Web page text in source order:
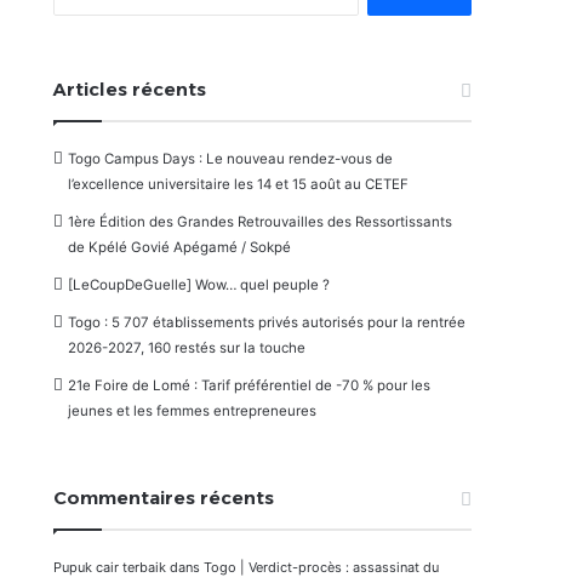
Articles récents
Togo Campus Days : Le nouveau rendez-vous de
l’excellence universitaire les 14 et 15 août au CETEF
1ère Édition des Grandes Retrouvailles des Ressortissants
de Kpélé Govié Apégamé / Sokpé
[LeCoupDeGuelle] Wow… quel peuple ?
Togo : 5 707 établissements privés autorisés pour la rentrée
2026-2027, 160 restés sur la touche
21e Foire de Lomé : Tarif préférentiel de -70 % pour les
jeunes et les femmes entrepreneures
Commentaires récents
Pupuk cair terbaik dans Togo | Verdict-procès : assassinat du